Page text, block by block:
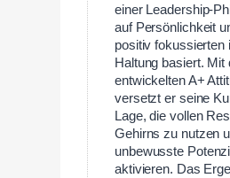
einer Leadership-
auf Persönlichkeit
positiv fokussierten
Haltung basiert. Mit
entwickelten A+
versetzt er seine
Lage, die vollen
Gehirns zu nutzen
unbewusste
aktivieren. Das